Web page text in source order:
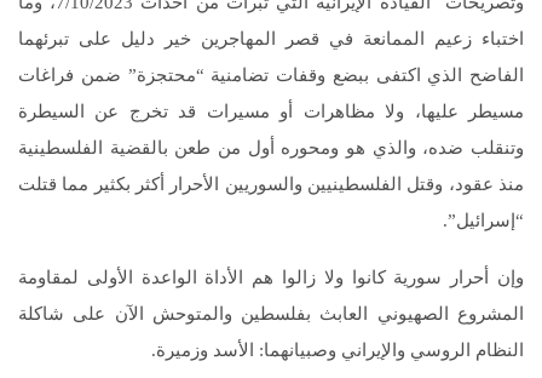
اختباء زعيم الممانعة في قصر المهاجرين خير دليل على تبرئهما
الفاضح الذي اكتفى ببضع وقفات تضامنية “محتجزة” ضمن فراغات
مسيطر عليها، ولا مظاهرات أو مسيرات قد تخرج عن السيطرة
وتنقلب ضده، والذي هو ومحوره أول من طعن بالقضية الفلسطينية
منذ عقود، وقتل الفلسطينيين والسوريين الأحرار أكثر بكثير مما قتلت
“إسرائيل”.
وإن أحرار سورية كانوا ولا زالوا هم الأداة الواعدة الأولى لمقاومة
المشروع الصهيوني العابث بفلسطين والمتوحش الآن على شاكلة
النظام الروسي والإيراني وصبيانهما: الأسد وزميرة.